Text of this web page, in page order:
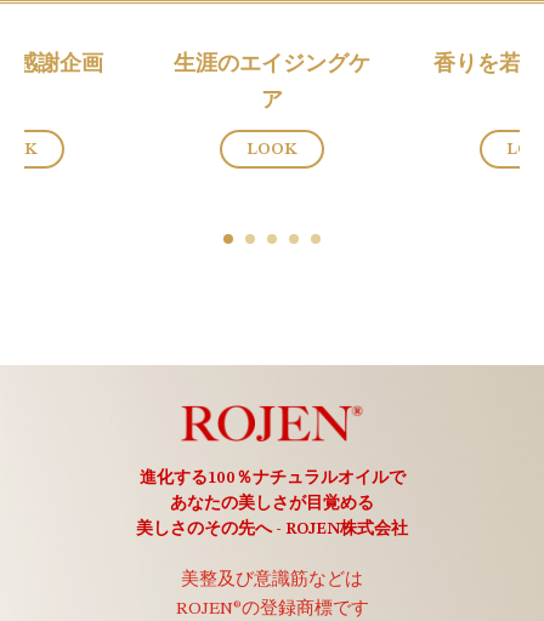
感謝企画
生涯のエイジングケ
ア
LOOK
香りを若
進化する100％ナチュラルオイルで
あなたの美しさが目覚める
美しさのその先へ - ROJEN株式会社
美整及び意識筋などは
ROJEN®の登録商標です